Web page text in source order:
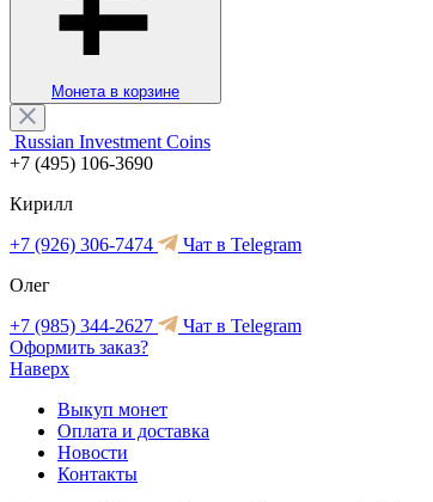
Монета в корзине
Russian Investment Coins
+7 (495) 106-3690
Кирилл
+7 (926) 306-7474
Чат в Telegram
Олег
+7 (985) 344-2627
Чат в Telegram
Оформить заказ?
Наверх
Выкуп монет
Оплата и доставка
Новости
Контакты